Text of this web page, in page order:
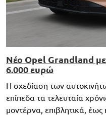
Νέο Opel Grandland
6.000 ευρώ
Η σχεδίαση των
επίπεδα τα τελευταία
μοντέρνα, επιβλητικά, έως